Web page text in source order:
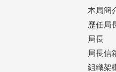
本局簡
歷任局
局長
局長信
組織架